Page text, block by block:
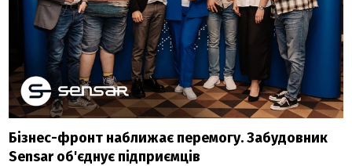
Бізнес-фронт наближає перемогу. Забудовник
Sensar об'єднує підприємців